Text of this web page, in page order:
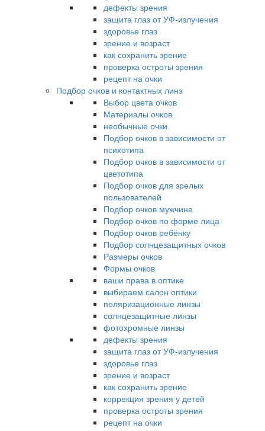
дефекты зрения
защита глаз от УФ-излучения
здоровье глаз
зрение и возраст
как сохранить зрение
проверка остроты зрения
рецепт на очки
Подбор очков и контактных линз
Выбор цвета очков
Материалы очков
необычные очки
Подбор очков в зависимости от
психотипа
Подбор очков в зависимости от
цветотипа
Подбор очков для зрелых
пользователей
Подбор очков мужчине
Подбор очков по форме лица
Подбор очков ребёнку
Подбор солнцезащитных очков
Размеры очков
Формы очков
ваши права в оптике
выбираем салон оптики
поляризационные линзы
солнцезащитные линзы
фотохромные линзы
дефекты зрения
защита глаз от УФ-излучения
здоровье глаз
зрение и возраст
как сохранить зрение
коррекция зрения у детей
проверка остроты зрения
рецепт на очки